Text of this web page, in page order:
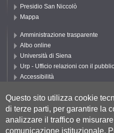
Presidio San Niccolò
Mappa
Amministrazione trasparente
Albo online
Università di Siena
Urp - Ufficio relazioni con il
Accessibilità
Cookie settings
Segui UNISI
Questo sito utilizza cookie
di terze parti, per garantire la
analizzare il traffico e
comunicazione istituzionale.